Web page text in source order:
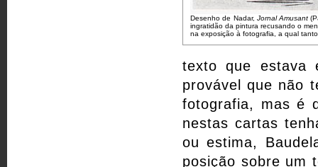
Desenho de Nadar, Jornal Amusant
ingratidão da pintura recusando o
na exposição à fotografia, a qual
texto que estava
provável que não
fotografia, mas é
nestas cartas
ou estima,
posição sobre um